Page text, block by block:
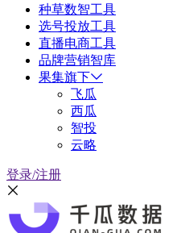
种草数智工具
选号投放工具
直播电商工具
品牌营销智库
果集旗下
飞瓜
西瓜
智投
云略
登录/注册